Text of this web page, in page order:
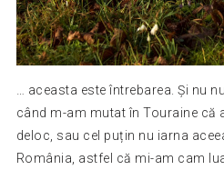
… aceasta este întrebarea. Și nu
când m-am mutat în Touraine că
deloc, sau cel puțin nu iarna
România, astfel că mi-am cam